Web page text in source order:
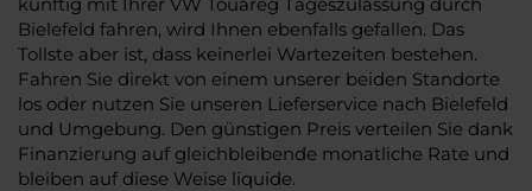
Bielefeld fahren, wird Ihnen ebenfalls gefallen. Das
Tollste aber ist, dass keinerlei Wartezeiten bestehen.
Fahren Sie direkt von einem unserer beiden Standorte
los oder nutzen Sie unseren Lieferservice nach Bielefeld
und Umgebung. Den günstigen Preis verteilen Sie dank
Finanzierung auf gleichbleibende monatliche Rate und
bleiben auf diese Weise liquide.